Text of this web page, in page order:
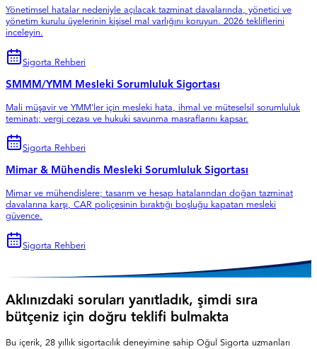
Yönetimsel hatalar nedeniyle açılacak tazminat davalarında, yönetici ve
yönetim kurulu üyelerinin kişisel mal varlığını koruyun. 2026 tekliflerini
inceleyin.
Sigorta Rehberi
SMMM/YMM Mesleki Sorumluluk Sigortası
Mali müşavir ve YMM'ler için mesleki hata, ihmal ve müteselsil sorumluluk
teminatı; vergi cezası ve hukuki savunma masraflarını kapsar.
Sigorta Rehberi
Mimar & Mühendis Mesleki Sorumluluk Sigortası
Mimar ve mühendislere; tasarım ve hesap hatalarından doğan tazminat
davalarına karşı, CAR poliçesinin bıraktığı boşluğu kapatan mesleki
güvence.
Sigorta Rehberi
Aklınızdaki soruları yanıtladık, şimdi sıra
bütçeniz için doğru teklifi bulmakta
Bu içerik, 28 yıllık sigortacılık deneyimine sahip Oğul Sigorta uzmanları